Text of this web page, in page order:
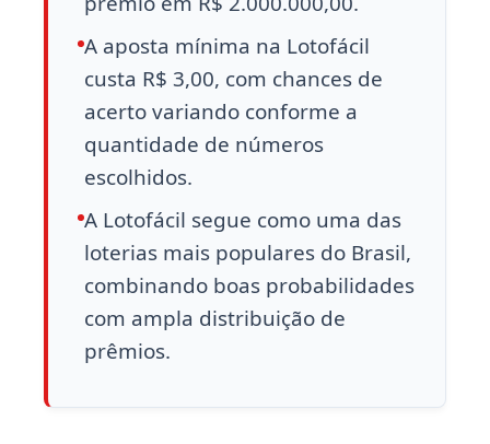
A aposta mínima na Lotofácil
custa R$ 3,00, com chances de
acerto variando conforme a
quantidade de números
escolhidos.
A Lotofácil segue como uma das
loterias mais populares do Brasil,
combinando boas probabilidades
com ampla distribuição de
prêmios.